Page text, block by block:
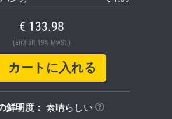
€ 133.98
(Enthält 19% MwSt.)
カートに入れる
鮮明度： 素晴らしい